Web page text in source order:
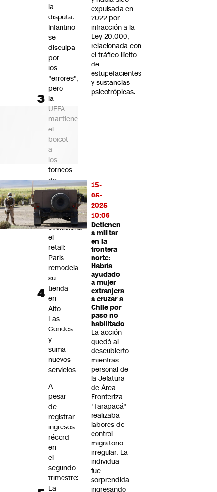
expulsada en
2022 por
infracción a la
Ley 20.000,
relacionada con
el tráfico ilícito
de
estupefacientes
y sustancias
psicotrópicas.
15-
05-
2025
10:06
Detienen
a militar
en la
frontera
norte:
Habría
ayudado
a mujer
extranjera
a cruzar a
Chile por
paso no
habilitado
La acción
quedó al
descubierto
mientras
personal de
la Jefatura
de Área
Fronteriza
"Tarapacá"
realizaba
labores de
control
migratorio
irregular. La
individua
fue
sorprendida
ingresando
la
disputa:
Infantino
se
disculpa
por
los
"errores",
pero
la
UEFA
mantiene
el
boicot
a
los
torneos
de
la
FIFA
Cómo
evoluciona
el
retail:
Paris
remodela
su
tienda
en
Alto
Las
Condes
y
suma
nuevos
servicios
A
pesar
de
registrar
ingresos
récord
en
el
segundo
trimestre:
La